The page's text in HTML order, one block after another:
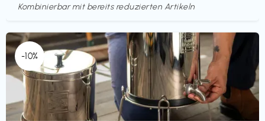
Kombinierbar mit bereits reduzierten Artikeln
-10%